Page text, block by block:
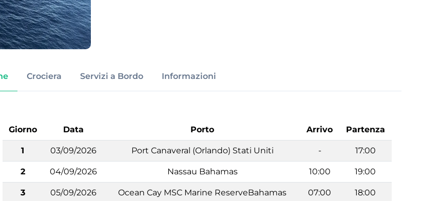
Crociera Servizi a Bordo Informazioni
Giorno Data Porto Arrivo Partenza
1 03/09/2026 Port Canaveral (Orlando) Stati Uniti - 17:00
2 04/09/2026 Nassau Bahamas 10:00 19:00
3 05/09/2026 Ocean Cay MSC Marine ReserveBahamas 07:00 18:00